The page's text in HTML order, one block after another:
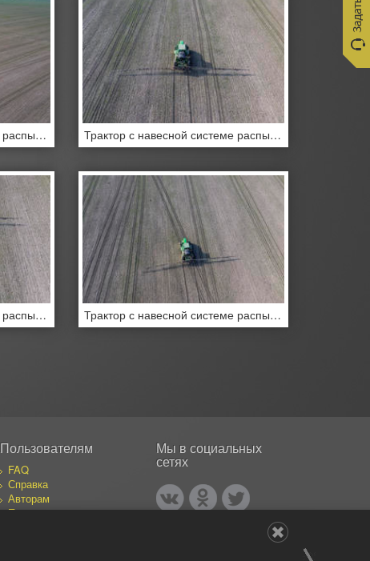
Трактор с навесной системе распыления пестицидов Трактор с навесной системе распыления пестицидов
Трактор с навесной системе распыления пестицидов Трактор с навесной системе распыления пестицидов
Пользователям
FAQ
Справка
Авторам
Покупателям
Мы в социальных
сетях